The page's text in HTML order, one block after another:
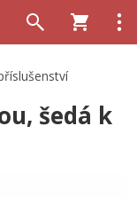
šedá k